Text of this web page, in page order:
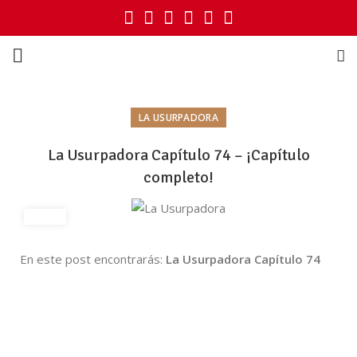
LA USURPADORA
La Usurpadora Capítulo 74 – ¡Capítulo
completo!
En este post encontrarás: La Usurpadora Capítulo 74